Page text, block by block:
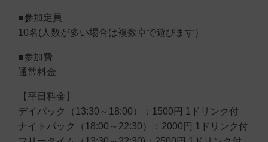
■参加定員
10名(人数が多い場合は複数卓で遊びます）
■参加費
通常料金
【平日料金】
デイパック（13:30～18:00）：1500円 1ドリンク付
ナイトパック（18:00～22:30）：2000円 1ドリンク付